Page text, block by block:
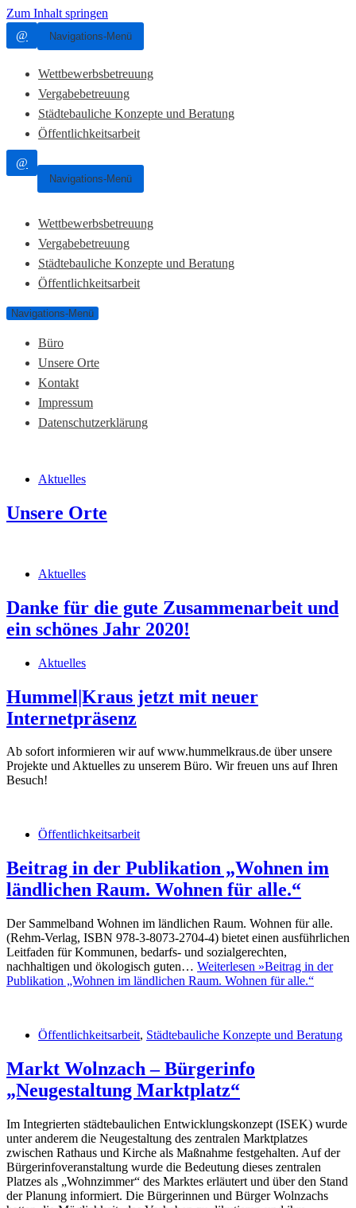
Zum Inhalt springen
@
Navigations-Menü
Wettbewerbsbetreuung
Vergabebetreuung
Städtebauliche Konzepte und Beratung
Öffentlichkeitsarbeit
@
Navigations-Menü
Wettbewerbsbetreuung
Vergabebetreuung
Städtebauliche Konzepte und Beratung
Öffentlichkeitsarbeit
Navigations-Menü
Büro
Unsere Orte
Kontakt
Impressum
Datenschutzerklärung
Aktuelles
Unsere Orte
Aktuelles
Danke für die gute Zusammenarbeit und
ein schönes Jahr 2020!
Aktuelles
Hummel|Kraus jetzt mit neuer
Internetpräsenz
Ab sofort informieren wir auf www.hummelkraus.de über unsere
Projekte und Aktuelles zu unserem Büro. Wir freuen uns auf Ihren
Besuch!
Öffentlichkeitsarbeit
Beitrag in der Publikation „Wohnen im
ländlichen Raum. Wohnen für alle.“
Der Sammelband Wohnen im ländlichen Raum. Wohnen für alle.
(Rehm-Verlag, ISBN 978-3-8073-2704-4) bietet einen ausführlichen
Leitfaden für Kommunen, bedarfs- und sozialgerechten,
nachhaltigen und ökologisch guten… Weiterlesen »Beitrag in der
Publikation „Wohnen im ländlichen Raum. Wohnen für alle.“
Öffentlichkeitsarbeit, Städtebauliche Konzepte und Beratung
Markt Wolnzach – Bürgerinfo
„Neugestaltung Marktplatz“
Im Integrierten städtebaulichen Entwicklungskonzept (ISEK) wurde
unter anderem die Neugestaltung des zentralen Marktplatzes
zwischen Rathaus und Kirche als Maßnahme festgehalten. Auf der
Bürgerinfoveranstaltung wurde die Bedeutung dieses zentralen
Platzes als „Wohnzimmer“ des Marktes erläutert und über den Stand
der Planung informiert. Die Bürgerinnen und Bürger Wolnzachs